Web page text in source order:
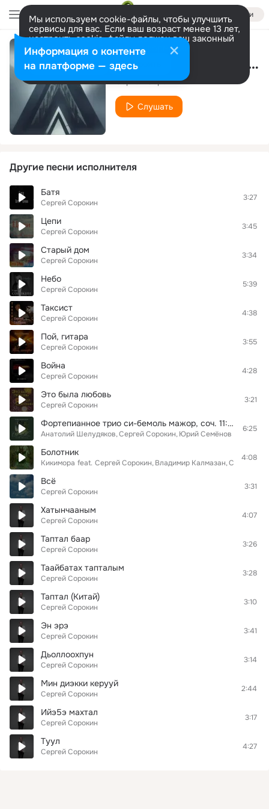
Войти
Мы используем cookie-файлы, чтобы улучшить
сервисы для вас. Если ваш возраст менее 13 лет,
настроить cookie-файлы должен ваш законный
представитель. Больше информации
Разрешить все Настроить Зачем звала меня ты, мама
Сергей Сорокин
Слушать
Другие песни исполнителя
Батя
Сергей Сорокин
3:27
Цепи
Сергей Сорокин
3:45
Старый дом
Сергей Сорокин
3:34
Небо
Сергей Сорокин
5:39
Таксист
Сергей Сорокин
4:38
Пой, гитара
Сергей Сорокин
3:55
Война
Сергей Сорокин
4:28
Это была любовь
Сергей Сорокин
3:21
Фортепианное трио си-бемоль мажор, соч. 11: III. Tema con variazioni
Анатолий Шелудяков Сергей Сорокин Юрий Семёнов
6:25
Болотник
Кикимора feat. Сергей Сорокин Владимир Калмазан Станислав
4:08
Всё
Сергей Сорокин
3:31
Хатынчааным
Сергей Сорокин
4:07
Таптал баар
Сергей Сорокин
3:26
Таайбатах тапталым
Сергей Сорокин
3:28
Таптал (Китай)
Сергей Сорокин
3:10
Эн эрэ
Сергей Сорокин
3:41
Дьоллоохпун
Сергей Сорокин
3:14
Мин диэкки керууй
Сергей Сорокин
2:44
Ийэ5э махтал
Сергей Сорокин
3:17
Туул
Сергей Сорокин
4:27
Информация о контенте
на платформе — здесь